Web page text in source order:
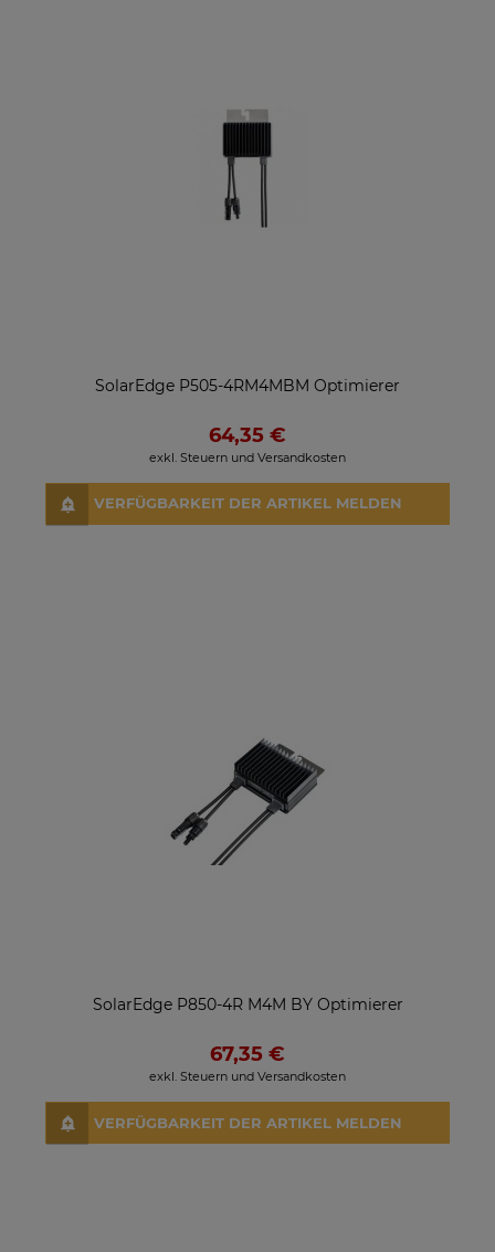
SolarEdge P505-4RM4MBM Optimierer
64,35 €
exkl. Steuern und Versandkosten
VERFÜGBARKEIT DER ARTIKEL MELDEN
SolarEdge P850-4R M4M BY Optimierer
67,35 €
exkl. Steuern und Versandkosten
VERFÜGBARKEIT DER ARTIKEL MELDEN